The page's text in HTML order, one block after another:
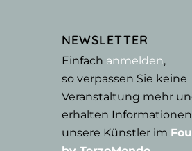
NEWSLETTER
Einfach anmelden,
so verpassen Sie keine
Veranstaltung mehr
erhalten
unsere Künstler im